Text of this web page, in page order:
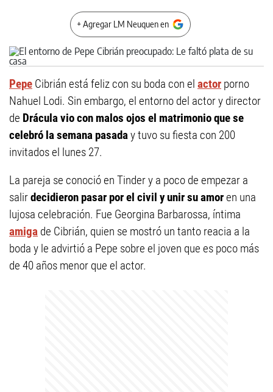
+ Agregar LM Neuquen en
Pepe Cibrián está feliz con su boda con el actor porno
Nahuel Lodi. Sin embargo, el entorno del actor y director
de Dráculavio con malos ojos el matrimonio que se
celebró la semana pasaday tuvo su fiesta con 200
invitados el lunes 27.
La pareja se conoció en Tinder y a poco de empezar a
salirdecidieron pasar por el civil y unir su amoren una
lujosa celebración. Fue Georgina Barbarossa, íntima
amiga de Cibrián, quien se mostró un tanto reacia a la
boda y le advirtió a Pepe sobre el joven que es poco más
de 40 años menor que el actor.